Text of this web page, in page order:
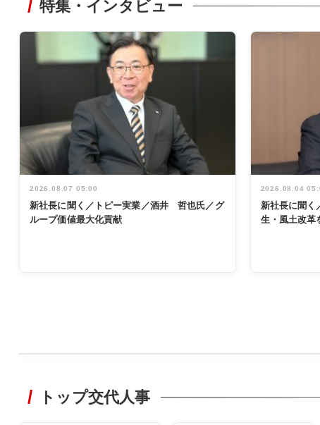
特集・インタビュー
2026.08.07 05:00
新社長に聞く／トピー実業／酒井 哲也氏／グ
ループ価値最大化貢献
2026.08.04
新社長に聞
生・風土改革
非鉄業界で
トップ交代人事